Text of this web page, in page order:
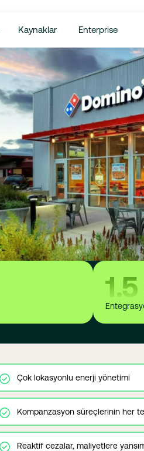
Kaynaklar Enterprise
1.5
Çok lokasyonlu enerji yönetimi
Kompanzasyon süreçlerinin her
Reaktif cezalar, maliyetlere